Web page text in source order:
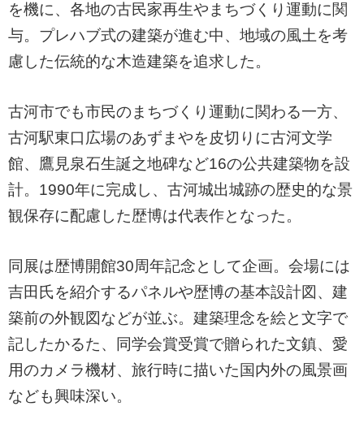
を機に、各地の古民家再生やまちづくり運動に関
与。プレハブ式の建築が進む中、地域の風土を考
慮した伝統的な木造建築を追求した。
古河市でも市民のまちづくり運動に関わる一方、
古河駅東口広場のあずまやを皮切りに古河文学
館、鷹見泉石生誕之地碑など16の公共建築物を設
計。1990年に完成し、古河城出城跡の歴史的な景
観保存に配慮した歴博は代表作となった。
同展は歴博開館30周年記念として企画。会場には
吉田氏を紹介するパネルや歴博の基本設計図、建
築前の外観図などが並ぶ。建築理念を絵と文字で
記したかるた、同学会賞受賞で贈られた文鎮、愛
用のカメラ機材、旅行時に描いた国内外の風景画
なども興味深い。